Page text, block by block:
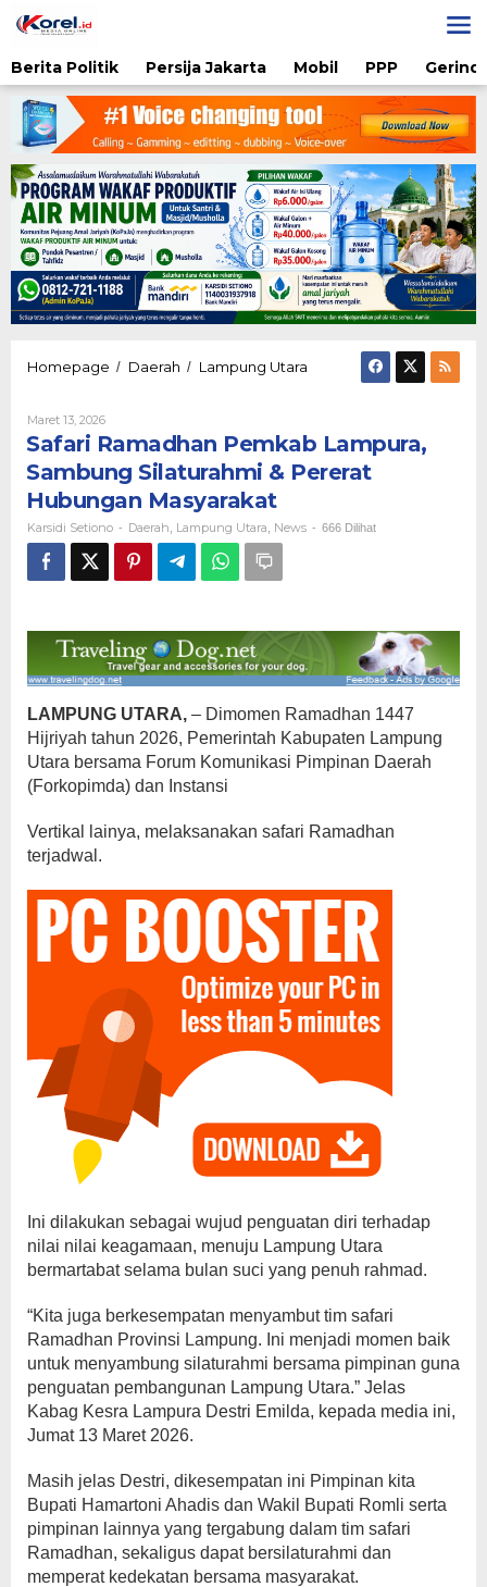
ke
Berita Politik
Persija Jakarta Mobil PPP
Homepage / Daerah / Lampung Utara
Ramadhan
Sambung
Silaturahmi
&
Hubungan
Maret 13, 2026Oleh
Setiono
Safari Ramadhan Pemkab Lampura,
Sambung Silaturahmi & Pererat
Hubungan Masyarakat
Karsidi Setiono - Daerah Lampung Utara News - 666 Dilihat
LAMPUNG UTARA, – Dimomen Ramadhan 1447
Hijriyah tahun 2026, Pemerintah Kabupaten Lampung
Utara bersama Forum Komunikasi Pimpinan Daerah
(Forkopimda) dan Instansi
Vertikal lainya, melaksanakan safari Ramadhan
terjadwal.
Ini dilakukan sebagai wujud penguatan diri terhadap
nilai nilai keagamaan, menuju Lampung Utara
bermartabat selama bulan suci yang penuh rahmad.
“Kita juga berkesempatan menyambut tim safari
Ramadhan Provinsi Lampung. Ini menjadi momen baik
untuk menyambung silaturahmi bersama pimpinan guna
penguatan pembangunan Lampung Utara.” Jelas
Kabag Kesra Lampura Destri Emilda, kepada media ini,
Jumat 13 Maret 2026.
Masih jelas Destri, dikesempatan ini Pimpinan kita
Bupati Hamartoni Ahadis dan Wakil Bupati Romli serta
pimpinan lainnya yang tergabung dalam tim safari
Ramadhan, sekaligus dapat bersilaturahmi dan
memperat kedekatan bersama masyarakat.